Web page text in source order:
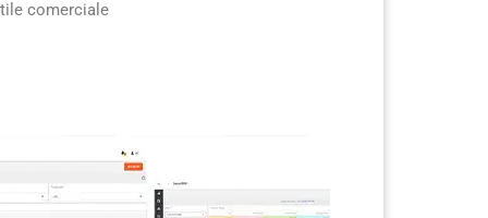
comerciale